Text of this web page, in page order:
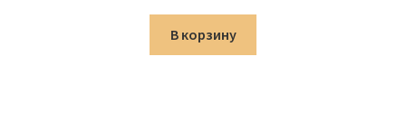
цена
составляла
874.00 ₽.
В корзину